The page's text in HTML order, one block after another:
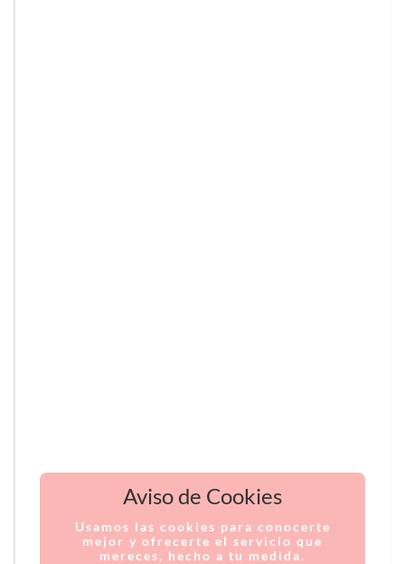
Aviso de Cookies
Usamos las cookies para conocerte
mejor y ofrecerte el servicio que
mereces, hecho a tu medida.